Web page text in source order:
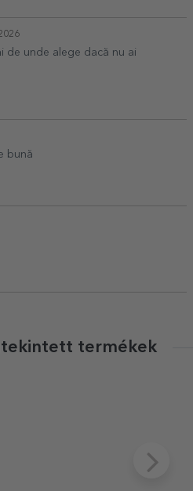
de unde alege dacă nu ai
bună
termékek